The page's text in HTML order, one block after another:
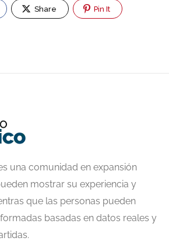
Share Pin It
una comunidad en expansión
mostrar su experiencia y
que las personas pueden
basadas en datos reales y